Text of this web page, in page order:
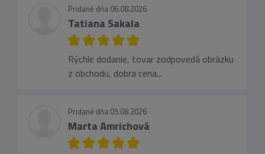
Pridané dňa 06.08.2026
Tatiana Sakala
Rýchle dodanie, tovar zodpovedá obrázku
z obchodu, dobra cena...
Pridané dňa 05.08.2026
Marta Amrichová